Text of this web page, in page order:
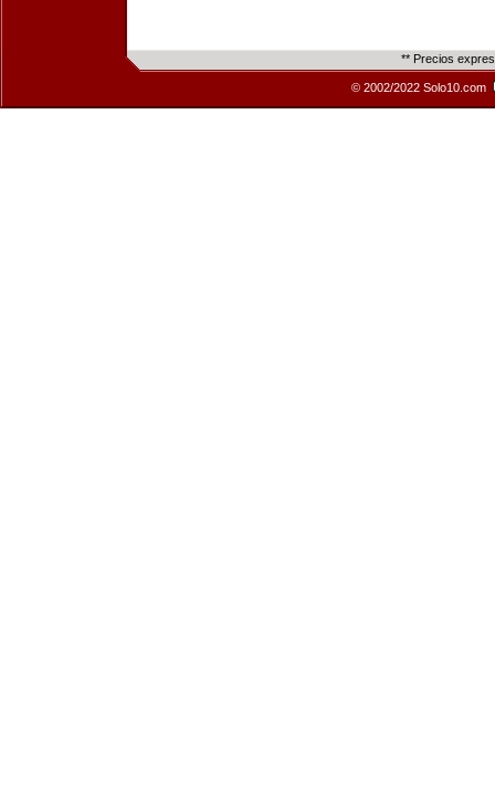
** Precios
© 2002/2022 Solo10.com